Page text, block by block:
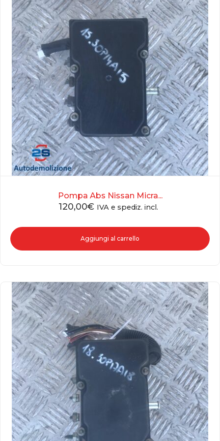
Pompa Abs Nissan Micra...
120,00€ IVA e spediz. incl.
Aggiungi al carrello